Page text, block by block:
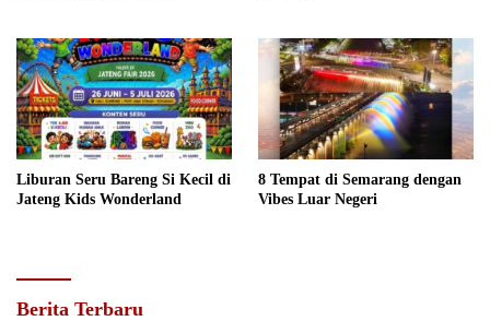
Liburan Seru Bareng Si Kecil di
Jateng Kids Wonderland
8 Tempat di Semarang dengan
Vibes Luar Negeri
Berita Terbaru